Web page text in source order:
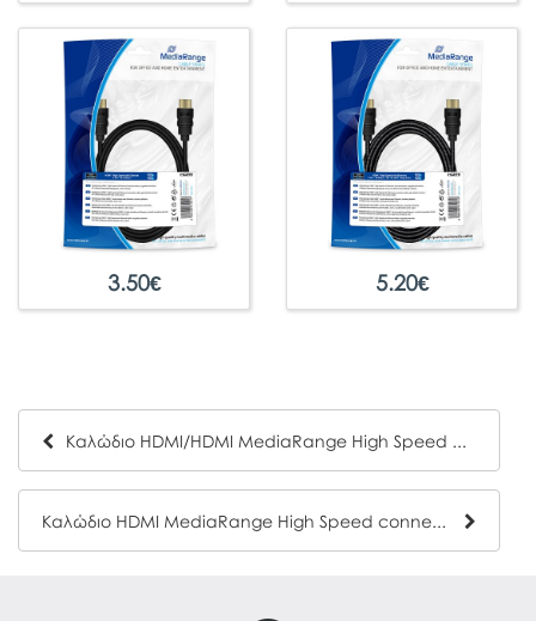
3.50€ 5.20€
Καλώδιο HDMI/HDMI MediaRange High Speed connection με Ethernet 3.0M Μαύρο (MRCS155)
Καλώδιο HDMI MediaRange High Speed connection με Επιχρυσωμένο Ethernet, 18 Gbit/s data transfer rate, 1.0m, Βαμβακερό, Μαύρο (MRCS195)